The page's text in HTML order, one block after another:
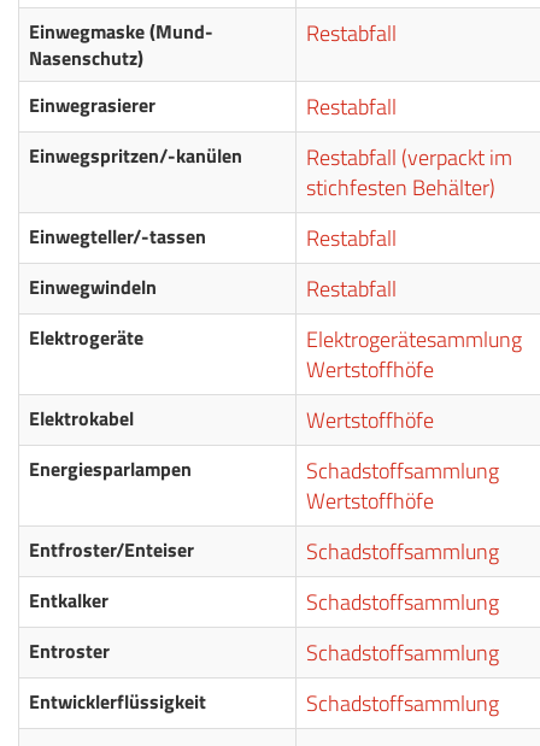
Einwegmaske (Mund-
Nasenschutz)
Restabfall
Einwegrasierer Restabfall
Einwegspritzen/-kanülen
Restabfall (verpackt im
stichfesten Behälter)
Einwegteller/-tassen Restabfall
Einwegwindeln Restabfall
Elektrogeräte
Elektrogerätesammlung
Wertstoffhöfe
Elektrokabel Wertstoffhöfe
Energiesparlampen
Schadstoffsammlung
Wertstoffhöfe
Entfroster/Enteiser Schadstoffsammlung
Entkalker Schadstoffsammlung
Entroster Schadstoffsammlung
Entwicklerflüssigkeit Schadstoffsammlung